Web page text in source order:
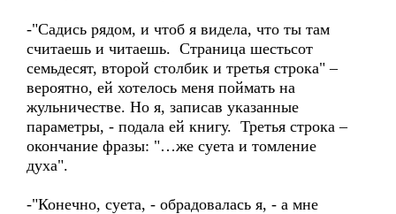
-"Садись рядом, и чтоб я видела, что ты там
считаешь и читаешь. Страница шестьсот
семьдесят, второй столбик и третья строка" –
вероятно, ей хотелось меня поймать на
жульничестве. Но я, записав указанные
параметры, - подала ей книгу. Третья строка –
окончание фразы: "…же суета и томление
духа".
-"Конечно, суета, - обрадовалась я, - а мне